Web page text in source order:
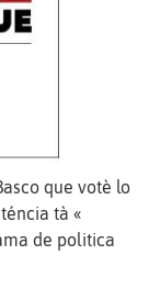
que votè lo
tà «
de politica